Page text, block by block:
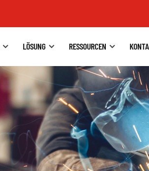
LÖSUNG RESSOURCEN